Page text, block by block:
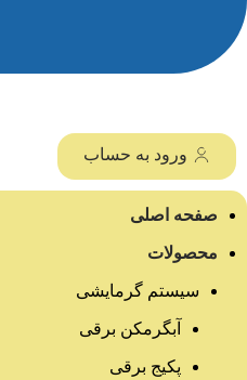
ورود به حساب
صفحه اصلی
محصولات
سیستم گرمایشی
آبگرمکن برقی
پکیج برقی